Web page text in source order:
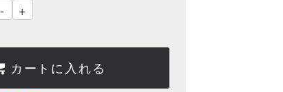
- +
カートに入れる